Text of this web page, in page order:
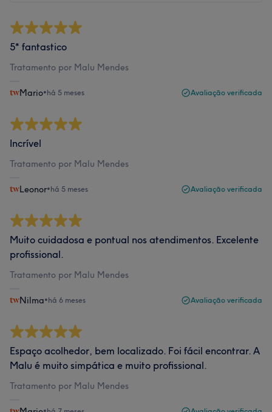
5* fantastico
Tratamento por Malu Mendes
Mario•há 5 meses Avaliação verificada
Incrível
Tratamento por Malu Mendes
Leonor•há 5 meses Avaliação verificada
Muito cuidadosa e pontual nos atendimentos. Excelente
profissional.
Tratamento por Malu Mendes
Nilma•há 6 meses Avaliação verificada
Espaço acolhedor, bem localizado. Foi fácil encontrar. A
Malu é muito simpática e muito profissional.
Tratamento por Malu Mendes